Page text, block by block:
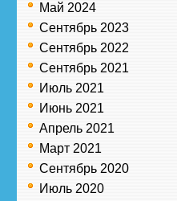
Май 2024
Сентябрь 2023
Сентябрь 2022
Сентябрь 2021
Июль 2021
Июнь 2021
Апрель 2021
Март 2021
Сентябрь 2020
Июль 2020